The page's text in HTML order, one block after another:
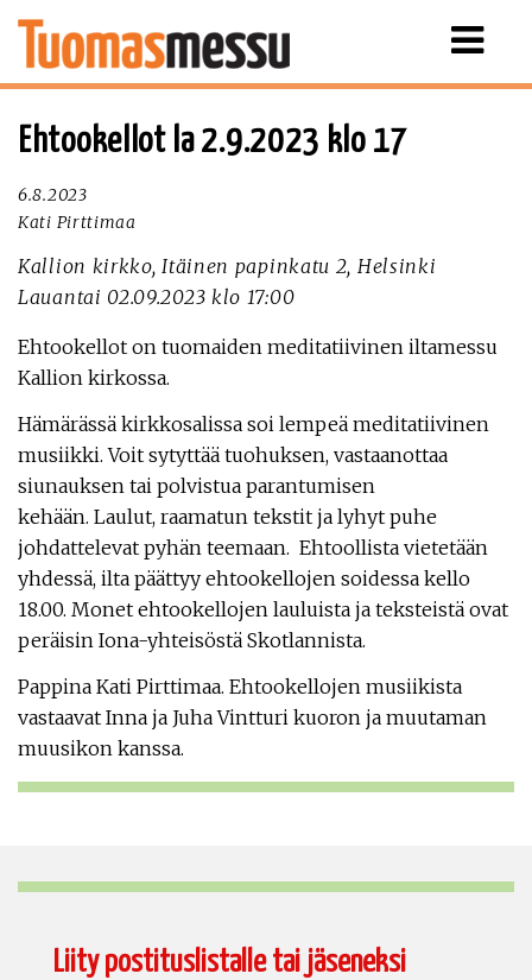
Näytä
Ehtookellot la 2.9.2023 klo 17
6.8.2023
Kati Pirttimaa
Kallion kirkko, Itäinen papinkatu 2, Helsinki
Lauantai 02.09.2023 klo 17:00
Ehtookellot on tuomaiden meditatiivinen iltamessu
Kallion kirkossa.
Hämärässä kirkkosalissa soi lempeä meditatiivinen
musiikki. Voit sytyttää tuohuksen, vastaanottaa
siunauksen tai polvistua parantumisen
kehään. Laulut, raamatun tekstit ja lyhyt puhe
johdattelevat pyhän teemaan. Ehtoollista vietetään
yhdessä, ilta päättyy ehtookellojen soidessa kello
18.00. Monet ehtookellojen lauluista ja teksteistä ovat
peräisin Iona-yhteisöstä Skotlannista.
Pappina Kati Pirttimaa. Ehtookellojen musiikista
vastaavat Inna ja Juha Vintturi kuoron ja muutaman
muusikon kanssa.
Liity postituslistalle tai jäseneksi